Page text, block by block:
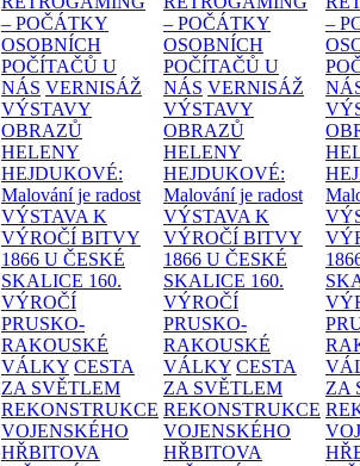
– POČÁTKY
OSOBNÍCH
POČÍTAČŮ U
NÁS VERNISÁŽ
VÝSTAVY
OBRAZŮ
HELENY
HEJDUKOVÉ:
Malování je radost
VÝSTAVA K
VÝROČÍ BITVY
1866 U ČESKÉ
SKALICE 160.
VÝROČÍ
PRUSKO-
RAKOUSKÉ
VÁLKY CESTA
ZA SVĚTLEM
REKONSTRUKCE
VOJENSKÉHO
HŘBITOVA
– POČÁTKY
OSOBNÍCH
POČÍTAČŮ U
NÁS VERNISÁŽ
VÝSTAVY
OBRAZŮ
HELENY
HEJDUKOVÉ:
Malování je radost
VÝSTAVA K
VÝROČÍ BITVY
1866 U ČESKÉ
SKALICE 160.
VÝROČÍ
PRUSKO-
RAKOUSKÉ
VÁLKY CESTA
ZA SVĚTLEM
REKONSTRUKCE
VOJENSKÉHO
HŘBITOVA
–
ZA